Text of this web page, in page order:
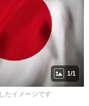
1/1
たイメージです